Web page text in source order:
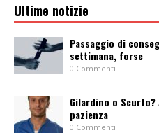
Ultime notizie
Passaggio di
settimana, forse
0 Commenti
Gilardino o
pazienza
0 Commenti